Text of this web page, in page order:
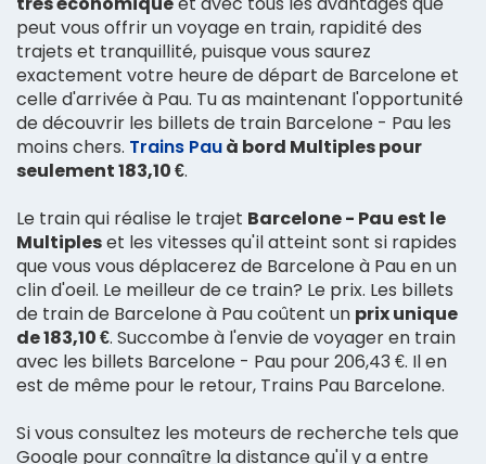
peut vous offrir un voyage en train, rapidité des
trajets et tranquillité, puisque vous saurez
exactement votre heure de départ de Barcelone et
celle d'arrivée à Pau. Tu as maintenant l'opportunité
de découvrir les billets de train Barcelone - Pau les
moins chers. Trains Pauà bord Multiples pour
seulement 183,10 €.
Le train qui réalise le trajet Barcelone - Pau est le
Multipleset les vitesses qu'il atteint sont si rapides
que vous vous déplacerez de Barcelone à Pau en un
clin d'oeil. Le meilleur de ce train? Le prix. Les billets
de train de Barcelone à Pau coûtent un prix unique
de 183,10 €. Succombe à l'envie de voyager en train
avec les billets Barcelone - Pau pour 206,43 €. Il en
est de même pour le retour, Trains Pau Barcelone.
Si vous consultez les moteurs de recherche tels que
Google pour connaître la distance qu'il y a entre